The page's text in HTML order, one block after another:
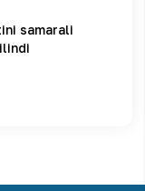
samarali